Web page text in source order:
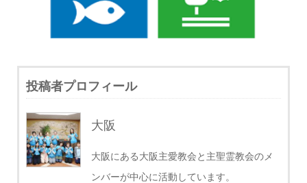
投稿者プロフィール
大阪
大阪にある大阪主愛教会と主聖霊教会のメ
ンバーが中心に活動しています。